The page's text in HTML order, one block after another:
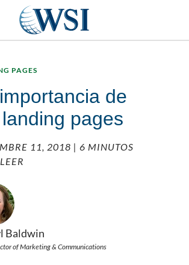
PAGES
de
pages
11, 2018 | 6 MINUTOS
Baldwin
of Marketing & Communications